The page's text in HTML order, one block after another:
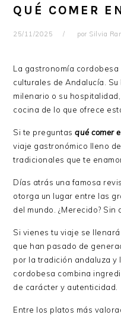
QUÉ COMER
25/11/2025 por Silvia
La gastronomía
culturales de Andalucía.
milenario o su
cocina de lo que ofrece
Si te preguntas qué comer
viaje gastronómico lleno
tradicionales que te
Días atrás una famosa
otorga un lugar entre las
del mundo. ¿Merecido? Sin
Si vienes tu viaje se
que han pasado de
por la tradición andaluza y
cordobesa combina
de carácter y autenticidad.
Entre los platos más